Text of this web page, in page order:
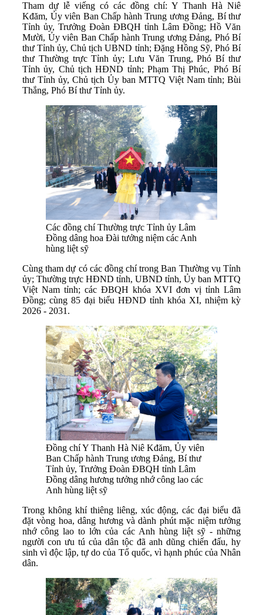
Tham dự lễ viếng có các đồng chí: Y Thanh Hà Niê
Kđăm, Ủy viên Ban Chấp hành Trung ương Đảng, Bí thư
Tỉnh ủy, Trưởng Đoàn ĐBQH tỉnh Lâm Đồng; Hồ Văn
Mười, Ủy viên Ban Chấp hành Trung ương Đảng, Phó Bí
thư Tỉnh ủy, Chủ tịch UBND tỉnh; Đặng Hồng Sỹ, Phó Bí
thư Thường trực Tỉnh ủy; Lưu Văn Trung, Phó Bí thư
Tỉnh ủy, Chủ tịch HĐND tỉnh; Phạm Thị Phúc, Phó Bí
thư Tỉnh ủy, Chủ tịch Ủy ban MTTQ Việt Nam tỉnh; Bùi
Thắng, Phó Bí thư Tỉnh ủy.
Các đồng chí Thường trực Tỉnh ủy Lâm
Đồng dâng hoa Đài tưởng niệm các Anh
hùng liệt sỹ
Cùng tham dự có các đồng chí trong Ban Thường vụ Tỉnh
ủy; Thường trực HĐND tỉnh, UBND tỉnh, Ủy ban MTTQ
Việt Nam tỉnh; các ĐBQH khóa XVI đơn vị tỉnh Lâm
Đồng; cùng 85 đại biểu HĐND tỉnh khóa XI, nhiệm kỳ
2026 - 2031.
Đồng chí Y Thanh Hà Niê Kđăm, Ủy viên
Ban Chấp hành Trung ương Đảng, Bí thư
Tỉnh ủy, Trưởng Đoàn ĐBQH tỉnh Lâm
Đồng dâng hương tưởng nhớ công lao các
Anh hùng liệt sỹ
Trong không khí thiêng liêng, xúc động, các đại biểu đã
đặt vòng hoa, dâng hương và dành phút mặc niệm tưởng
nhớ công lao to lớn của các Anh hùng liệt sỹ - những
người con ưu tú của dân tộc đã anh dũng chiến đấu, hy
sinh vì độc lập, tự do của Tổ quốc, vì hạnh phúc của Nhân
dân.